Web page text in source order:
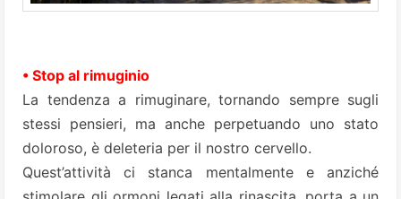
• Stop al rimuginio
La tendenza a rimuginare, tornando sempre sugli
stessi pensieri, ma anche perpetuando uno stato
doloroso, è deleteria per il nostro cervello.
Quest’attività ci stanca mentalmente e anziché